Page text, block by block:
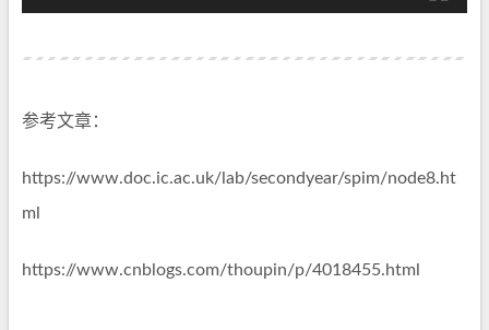
参考文章：
https://www.doc.ic.ac.uk/lab/secondyear/spim/node8.ht
ml
https://www.cnblogs.com/thoupin/p/4018455.html